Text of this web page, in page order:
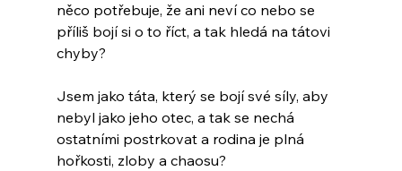
něco potřebuje, že ani neví co nebo se
příliš bojí si o to říct, a tak hledá na tátovi
chyby?
Jsem jako táta, který se bojí své síly, aby
nebyl jako jeho otec, a tak se nechá
ostatními postrkovat a rodina je plná
hořkosti, zloby a chaosu?